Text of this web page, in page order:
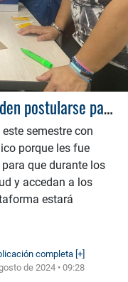
Desde hoy los estudiantes pueden postularse para los apoyos socio económicos
semestre con
porque les fue
que durante los
y accedan a los
estará
completa [+]
de 2024 • 09:28